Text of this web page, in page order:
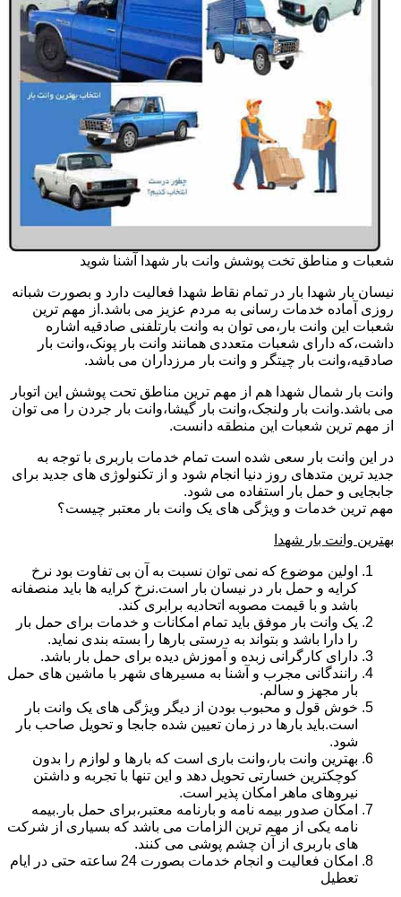
شعبات و مناطق تخت پوشش وانت بار شهدا آشنا شوید
نیسان بار شهدا بار در تمام نقاط شهدا فعالیت دارد و بصورت شبانه
روزی آماده خدمات رسانی به مردم عزیز می باشد.از مهم ترین
شعبات این وانت بار،می توان به وانت بارتلفنی صادقیه اشاره
داشت،که دارای شعبات متعددی همانند وانت بار پونک،وانت بار
صادقیه،وانت بار چیتگر و وانت بار مرزداران می باشد.
وانت بار شمال شهدا هم از مهم ترین مناطق تحت پوشش این اتوبار
می باشد.وانت بار ولنجک،وانت بار گیشا،وانت بار جردن را می توان
از مهم ترین شعبات این منطقه دانست.
در این وانت بار سعی شده است تمام خدمات باربری با توجه به
جدید ترین متدهای روز دنیا انجام شود و از تکنولوژی های جدید برای
جابجایی و حمل بار استفاده می شود.
مهم ترین خدمات و ویژگی های یک وانت بار معتبر چیست؟
بهترین وانت بار شهدا
اولین موضوع که نمی توان نسبت به آن بی تفاوت بود نرخ
کرایه و حمل بار در نیسان بار است.نرخ کرایه ها باید منصفانه
باشد و با قیمت مصوبه اتحادیه برابری کند.
یک وانت بار موفق باید تمام امکانات و خدمات برای حمل بار
را دارا باشد و بتواند به درستی بارها را بسته بندی نماید.
دارای کارگرانی زبده و آموزش دیده برای حمل بار باشد.
رانندگانی مجرب و آشنا به مسیرهای شهر با ماشین های حمل
بار مجهز و سالم.
خوش قول و محبوب بودن از دیگر ویژگی های یک وانت بار
است.باید بارها در زمان تعیین شده جابجا و تحویل صاحب بار
شود.
بهترین وانت بار،وانت باری است که بارها و لوازم را بدون
کوچکترین خسارتی تحویل دهد و این تنها با تجربه و داشتن
نیروهای ماهر امکان پذیر است.
امکان صدور بیمه نامه و بارنامه معتبر،برای حمل بار.بیمه
نامه یکی از مهم ترین الزامات می باشد که بسیاری از شرکت
های باربری از آن چشم پوشی می کنند.
امکان فعالیت و انجام خدمات بصورت 24 ساعته حتی در ایام
تعطیل